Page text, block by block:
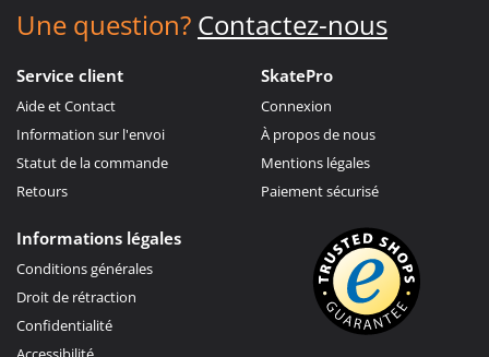
Une question? Contactez-nous
Service client
Aide et Contact
Information sur l'envoi
Statut de la commande
Retours
SkatePro
Connexion
À propos de nous
Mentions légales
Paiement sécurisé
Informations légales
Conditions générales
Droit de rétraction
Confidentialité